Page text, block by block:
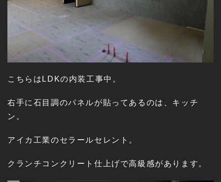
こちらはLDKの内装工事中。
右手に石目調のパネルが貼ってあるのは、キッチ
ン。
アイカ工業のセラールセレント。
クランチコンクリート仕上げで高級感があります。